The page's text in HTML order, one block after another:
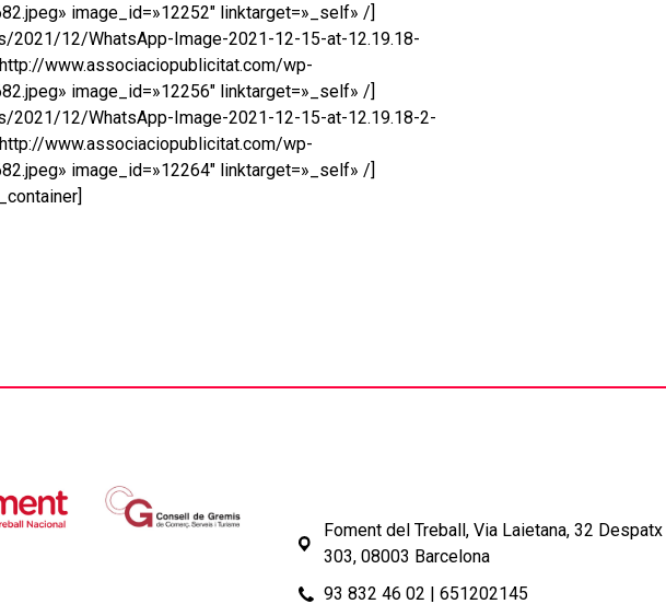
image_id=»12252″ linktarget=»_self» /]
2021/12/WhatsApp-Image-2021-12-15-at-12.19.18-
www.associaciopublicitat.com/wp-
image_id=»12256″ linktarget=»_self» /]
2021/12/WhatsApp-Image-2021-12-15-at-12.19.18-2-
www.associaciopublicitat.com/wp-
image_id=»12264″ linktarget=»_self» /]
Foment del Treball, Via Laietana, 32 Despatx
303, 08003 Barcelona
93 832 46 02 | 651202145